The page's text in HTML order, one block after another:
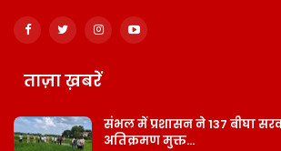
ताज़ा ख़बरें
संभल में प्रशासन ने 137 बीघा
अतिक्रमण मुक्त…